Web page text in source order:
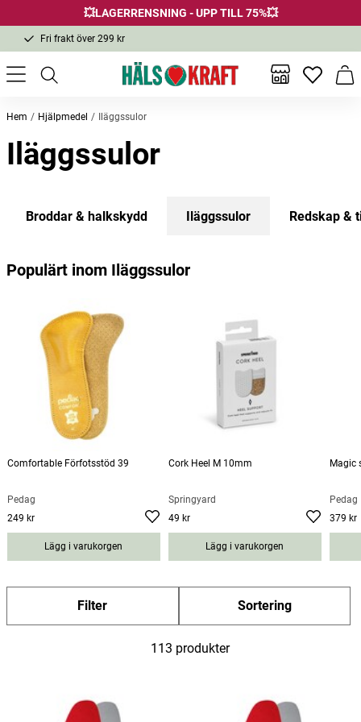
💥LAGERRENSNING - UPP TILL 75%💥
Fri frakt över 299 kr
1-3 dagars leverans
Samma pris i butik & online
Fri frakt över 299 kr
Inga
Hem Hjälpmedel Iläggssulor
Iläggssulor
Broddar & halkskydd Iläggssulor Redskap &
Populärt inom Iläggssulor
Comfortable Förfotsstöd 39
Pedag
Pris:
249 kr
Lägg i varukorgen
Cork Heel M 10mm
Springyard
Pris:
49 kr
Lägg i varukorgen
Magic
Pedag
Pris:
kr
379 kr
Filter Sortering
113 produkter